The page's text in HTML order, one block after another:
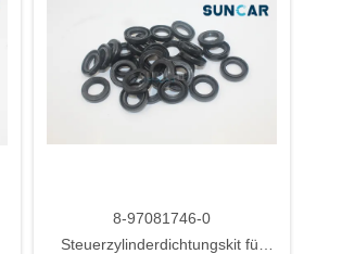
8-97081746-0
Steuerzylinderdichtungskit für